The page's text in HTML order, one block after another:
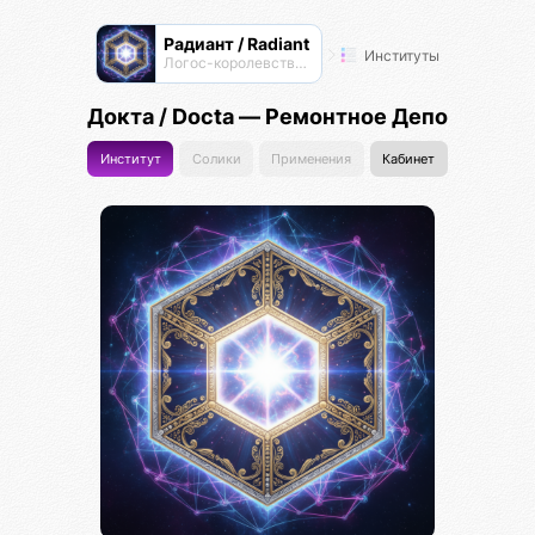
Радиант / Radiant
Логос-королевство циоков Институты
Докта / Docta — Ремонтное Депо
Институт Солики Применения Кабинет